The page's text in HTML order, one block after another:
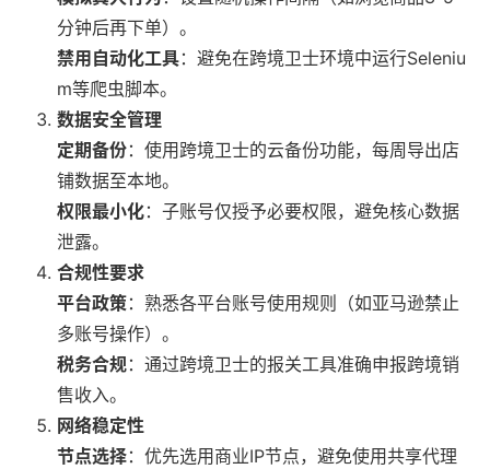
分钟后再下单）。
禁用自动化工具：避免在跨境卫士环境中运行Seleniu
m等爬虫脚本。
数据安全管理
定期备份：使用跨境卫士的云备份功能，每周导出店
铺数据至本地。
权限最小化：子账号仅授予必要权限，避免核心数据
泄露。
合规性要求
平台政策：熟悉各平台账号使用规则（如亚马逊禁止
多账号操作）。
税务合规：通过跨境卫士的报关工具准确申报跨境销
售收入。
网络稳定性
节点选择：优先选用商业IP节点，避免使用共享代理